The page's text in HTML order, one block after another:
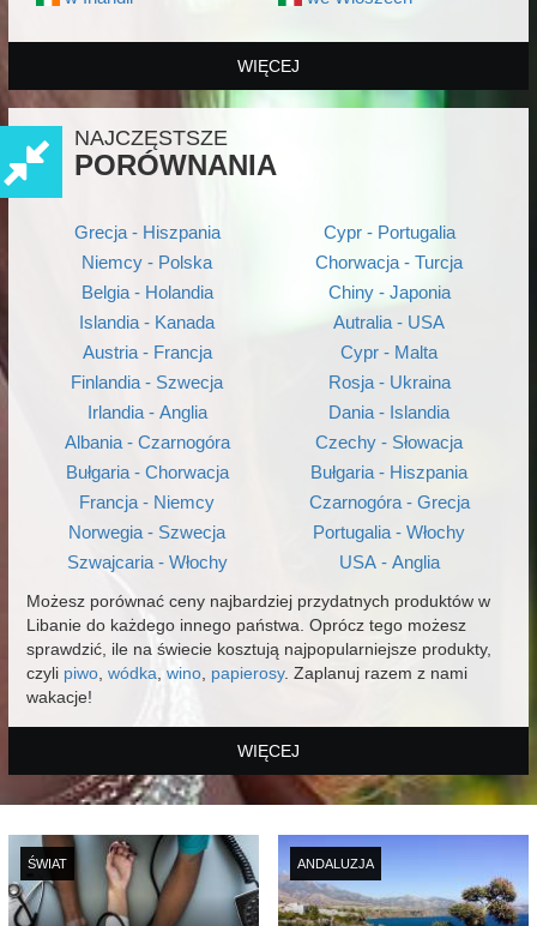
WIĘCEJ
NAJCZĘSTSZE
PORÓWNANIA
Grecja - Hiszpania
Niemcy - Polska
Belgia - Holandia
Islandia - Kanada
Austria - Francja
Finlandia - Szwecja
Irlandia - Anglia
Albania - Czarnogóra
Bułgaria - Chorwacja
Francja - Niemcy
Norwegia - Szwecja
Szwajcaria - Włochy
Cypr - Portugalia
Chorwacja - Turcja
Chiny - Japonia
Autralia - USA
Cypr - Malta
Rosja - Ukraina
Dania - Islandia
Czechy - Słowacja
Bułgaria - Hiszpania
Czarnogóra - Grecja
Portugalia - Włochy
USA - Anglia
Możesz porównać ceny najbardziej przydatnych produktów w
Libanie do każdego innego państwa. Oprócz tego możesz
sprawdzić, ile na świecie kosztują najpopularniejsze produkty,
czyli piwo wódka wino papierosy. Zaplanuj razem z nami
wakacje!
WIĘCEJ
ŚWIAT ANDALUZJA